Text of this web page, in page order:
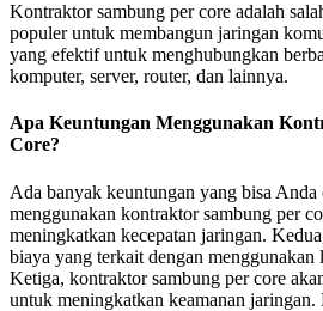
Kontraktor sambung per core adalah
populer untuk membangun jaringan
yang efektif untuk menghubungkan
komputer, server, router, dan lainnya.
Apa Keuntungan Menggunakan
Core?
Ada banyak keuntungan yang bisa Anda
menggunakan kontraktor sambung per
meningkatkan kecepatan jaringan.
biaya yang terkait dengan menggunakan
Ketiga, kontraktor sambung per core
untuk meningkatkan keamanan jaringan.